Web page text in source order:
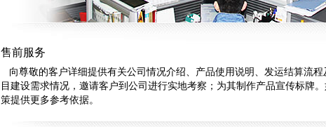
售前服务
向尊敬的客户详细提供有关公司情况介绍、产品使用说明、发运结算流
目建设需求情况，邀请客户到公司进行实地考察；为其制作产品宣传标牌
策提供更多参考依据。